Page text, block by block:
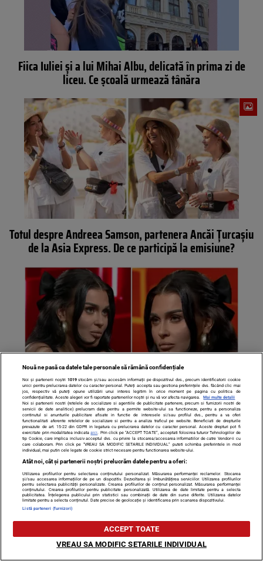
Fiica Iuliei și a lui Mihai Albu, delicată în prima zi de
liceu. Ce școală urmează tânăra
Totul despre Andreea Samson, partenera Ancăi Țurcașiu
de la Asia Express. De ce participă la emisiune?
Oana Radu, dezvăluiri tulburătoare despre relațiile sale!
De câte ori a fost lovită artista: „Am stat și am îndurat”
Nouă ne pasă ca datele tale personale să rămână confidențiale
Noi și partenerii noștri 1019stocăm și/sau accesăm informații pe dispozitivul dvs., precum identificatorii cookie
unici pentru prelucrarea datelor cu caracter personal. Puteți accepta sau gestiona preferințele dvs. făcând clic mai
jos, respectiv vă puteți opune utilizării unui interes legitim în orice moment pe pagina cu politica de
confidențialitate. Aceste alegeri vor fi raportate partenerilor noștri și nu vă vor afecta navigarea.
Mai multe detalii
Noi si partenerii nostri (retelele de socializare si agentiile de publicitate partenere, precum si furnizorii nostri de
servicii de date analitice) prelucram date pentru a permite website-ului sa functioneze, pentru a personaliza
continutul si anunturile publicitare afisate in functie de interesele si/sau profilul dvs., pentru a va oferi
functionalitati aferente retelelor de socializare si pentru a analiza traficul pe website. Beneficiati de drepturile
prevazute de art. 15-22 din GDPR in legatura cu prelucrarea datelor cu caracter personal. Aceste drepturi pot fi
exercitate prin modalitatea indicataaici . Prin click pe “ACCEPT TOATE”, acceptati folosirea tuturor Tehnologiilor de
tip Cookie, care implica inclusiv acceptul dvs. cu privire la stocarea/accesarea informatiilor de catre Vendor-ii cu
care colaboram. Prin click pe “VREAU SA MODIFIC SETARILE INDIVIDUAL” puteti schimba preferintele in mod
individual, mai putin cele legate de cookie strict necesare pentru functionarea website-ului.
Atât noi, cât și partenerii noștri prelucrăm datele pentru a oferi:
Utilizarea profilurilor pentru selectarea conținutului personalizat. Măsurarea performanței reclamelor. Stocarea
și/sau accesarea informațiilor de pe un dispozitiv. Dezvoltarea și îmbunătățirea serviciilor. Utilizarea profilurilor
pentru selectarea publicității personalizate. Crearea profilurilor de conținut personalizat. Măsurarea performanței
conținutului. Crearea profilurilor pentru publicitate personalizată. Utilizarea de date limitate pentru a selecta
publicitatea. Înțelegerea publicului prin statistici sau combinații de date din surse diferite. Utilizarea datelor
limitate pentru a selecta conținutul. Date precise de geolocație și identificarea prin scanarea dispozitivului.
Listă parteneri (furnizori)
ACCEPT TOATE
VREAU SA MODIFIC SETARILE INDIVIDUAL